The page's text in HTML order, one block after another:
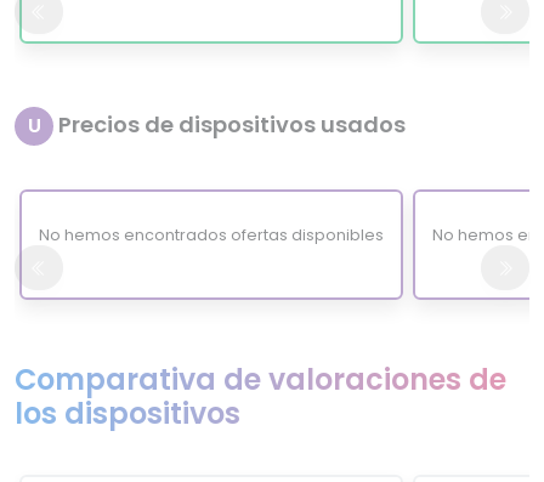
U Precios de dispositivos usados
No hemos encontrados ofertas disponibles No hemos
Comparativa de valoraciones de
los dispositivos